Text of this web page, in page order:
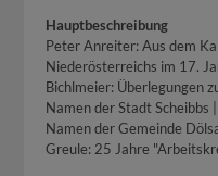
Hauptbeschreibung
Peter Anreiter: Aus dem
Niederösterreichs im 17.
Bichlmeier: Überlegungen
Namen der Stadt Scheibbs
Namen der Gemeinde
Greule: 25 Jahre